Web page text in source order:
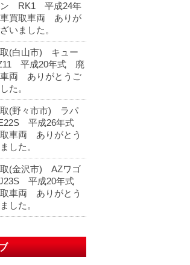
ン RK1 平成24年
買取車両 ありが
いました。
(白山市) キュー
平成20年式 廃
両 ありがとうご
た。
取(野々市市) ラパ
平成26年式
車両 ありがとう
した。
(金沢市) AZワゴ
平成20年式
車両 ありがとう
した。